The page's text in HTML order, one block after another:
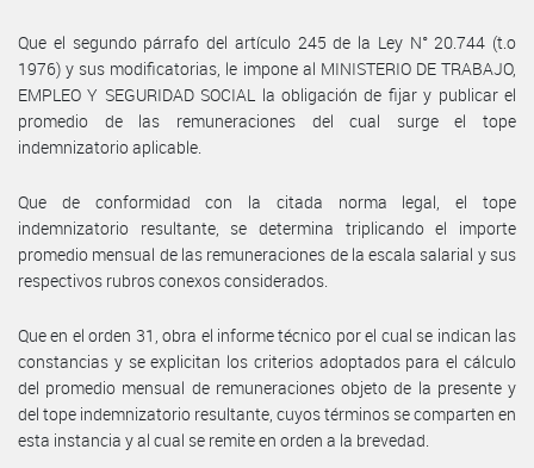
Que el segundo párrafo del artículo 245 de la Ley N° 20.744 (t.o
1976) y sus modificatorias, le impone al MINISTERIO DE TRABAJO,
EMPLEO Y SEGURIDAD SOCIAL la obligación de fijar y publicar el
promedio de las remuneraciones del cual surge el tope
indemnizatorio aplicable.
Que de conformidad con la citada norma legal, el tope
indemnizatorio resultante, se determina triplicando el importe
promedio mensual de las remuneraciones de la escala salarial y sus
respectivos rubros conexos considerados.
Que en el orden 31, obra el informe técnico por el cual se indican las
constancias y se explicitan los criterios adoptados para el cálculo
del promedio mensual de remuneraciones objeto de la presente y
del tope indemnizatorio resultante, cuyos términos se comparten en
esta instancia y al cual se remite en orden a la brevedad.